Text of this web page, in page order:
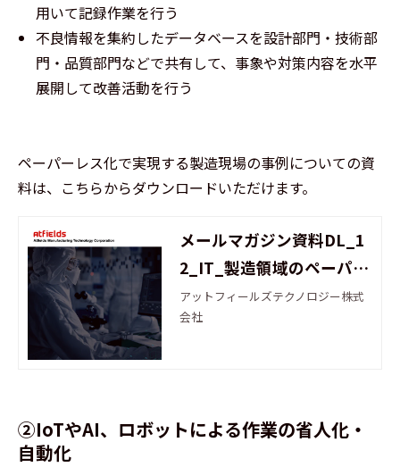
用いて記録作業を行う
不良情報を集約したデータベースを設計部門・技術部
門・品質部門などで共有して、事象や対策内容を水平
展開して改善活動を行う
ペーパーレス化で実現する製造現場の事例についての資
料は、こちらからダウンロードいただけます。
メールマガジン資料DL_1
2_IT_製造領域のペーパー
レス
アットフィールズテクノロジー株式
会社
②IoTやAI、ロボットによる作業の省人化・
自動化